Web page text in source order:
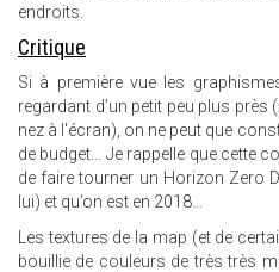
endroits.
Critique
Si à première vue les
regardant d’un petit peu plus
nez à l'écran), on ne peut que
de budget… Je rappelle que cette
de faire tourner un Horizon Zero
lui) et qu’on est en 2018…
Les textures de la map (et de
bouillie de couleurs de très très